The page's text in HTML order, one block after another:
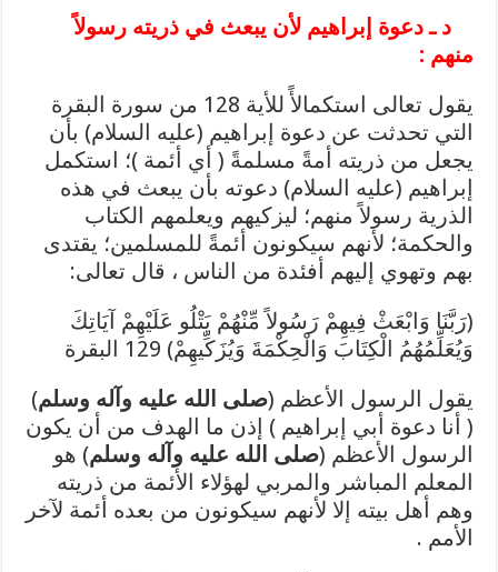
د ـ دعوة إبراهيم لأن يبعث في ذريته رسولاً
منهم :
يقول تعالى استكمالأً للأية 128 من سورة البقرة
التي تحدثت عن دعوة إبراهيم (عليه السلام) بأن
يجعل من ذريته أمةً مسلمةً ( أي أئمة )؛ استكمل
إبراهيم (عليه السلام) دعوته بأن يبعث في هذه
الذرية رسولاً منهم؛ ليزكيهم ويعلمهم الكتاب
والحكمة؛ لأنهم سيكونون أئمةً للمسلمين؛ يقتدى
بهم وتهوي إليهم أفئدة من الناس ، قال تعالى:
(رَبَّنَا وَابْعَثْ فِيهِمْ رَسُولاً مِّنْهُمْ يَتْلُو عَلَيْهِمْ آيَاتِكَ
وَيُعَلِّمُهُمُ الْكِتَابَ وَالْحِكْمَةَ وَيُزَكِّيهِمْ) 129 البقرة
يقول الرسول الأعظم (صلى الله عليه وآله وسلم)
( أنا دعوة أبي إبراهيم ) إذن ما الهدف من أن يكون
الرسول الأعظم (صلى الله عليه وآله وسلم) هو
المعلم المباشر والمربي لهؤلاء الأئمة من ذريته
وهم أهل بيته إلا لأنهم سيكونون من بعده أئمة لآخر
الأمم .